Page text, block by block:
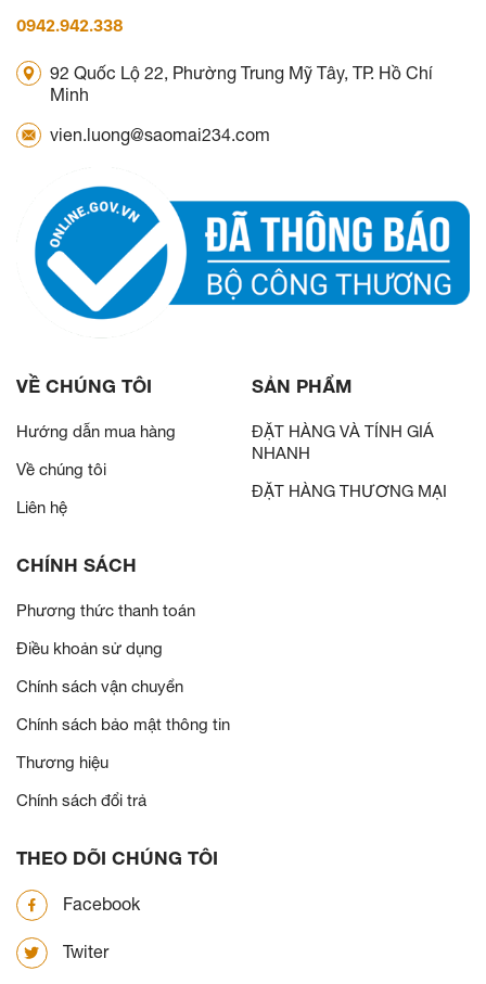
0942.942.338
92 Quốc Lộ 22, Phường Trung Mỹ Tây, TP. Hồ Chí
Minh
vien.luong@saomai234.com
VỀ CHÚNG TÔI
Hướng dẫn mua hàng
Về chúng tôi
Liên hệ
SẢN PHẨM
ĐẶT HÀNG VÀ TÍNH GIÁ
NHANH
ĐẶT HÀNG THƯƠNG MẠI
CHÍNH SÁCH
Phương thức thanh toán
Điều khoản sử dụng
Chính sách vận chuyển
Chính sách bảo mật thông tin
Thương hiệu
Chính sách đổi trả
THEO DÕI CHÚNG TÔI
Facebook
Twiter